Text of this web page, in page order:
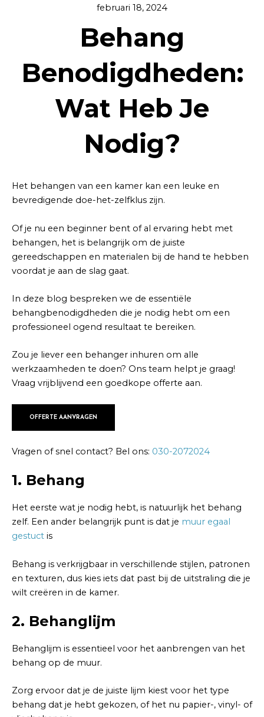
februari 18, 2024
Behang
Benodigdheden:
Wat Heb Je
Nodig?
Het behangen van een kamer kan een leuke en
bevredigende doe-het-zelfklus zijn.
Of je nu een beginner bent of al ervaring hebt met
behangen, het is belangrijk om de juiste
gereedschappen en materialen bij de hand te hebben
voordat je aan de slag gaat.
In deze blog bespreken we de essentiële
behangbenodigdheden die je nodig hebt om een
professioneel ogend resultaat te bereiken.
Zou je liever een behanger inhuren om alle
werkzaamheden te doen? Ons team helpt je graag!
Vraag vrijblijvend een goedkope offerte aan.
OFFERTE AANVRAGEN
Vragen of snel contact? Bel ons: 030-2072024
1. Behang
Het eerste wat je nodig hebt, is natuurlijk het behang
zelf. Een ander belangrijk punt is dat je muur egaal
gestuct is
Behang is verkrijgbaar in verschillende stijlen, patronen
en texturen, dus kies iets dat past bij de uitstraling die je
wilt creëren in de kamer.
2. Behanglijm
Behanglijm is essentieel voor het aanbrengen van het
behang op de muur.
Zorg ervoor dat je de juiste lijm kiest voor het type
behang dat je hebt gekozen, of het nu papier-, vinyl- of